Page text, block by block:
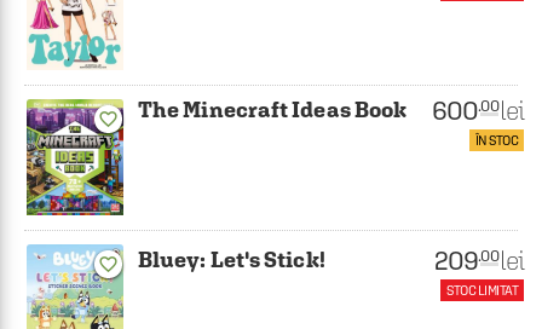
favorite_border The Minecraft Ideas Book 600.00 lei
ÎN STOC
favorite_border Bluey: Let's Stick! 209.00 lei
STOC LIMITAT